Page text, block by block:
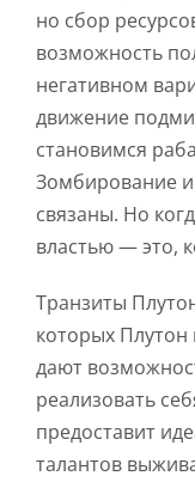
но сбор
возможность
негативном
движение
становимся
Зомбирование и
связаны. Но
властью — это,
Транзиты
которых
дают
реализовать
предоставит
талантов